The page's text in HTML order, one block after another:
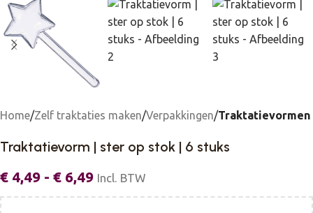
Home Zelf traktaties maken Verpakkingen Traktatievormen
Traktatievorm | ster op stok | 6 stuks
€ 4,49 - € 6,49 Incl. BTW